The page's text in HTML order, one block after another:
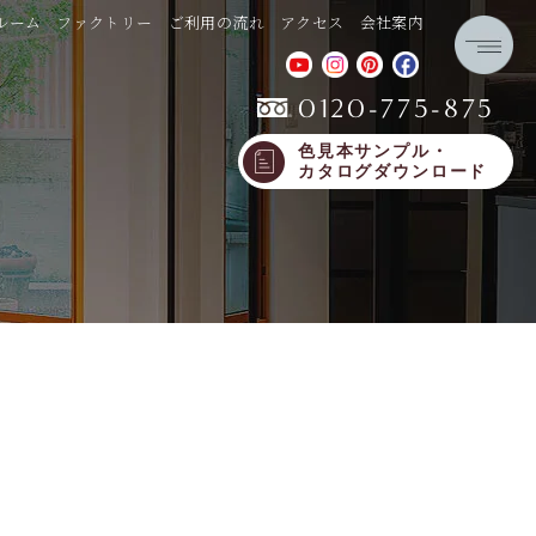
ーム ファクトリー ご利用の流れ アクセス 会社案内
0120-775-875
色見本サンプル・
カタログダウンロード